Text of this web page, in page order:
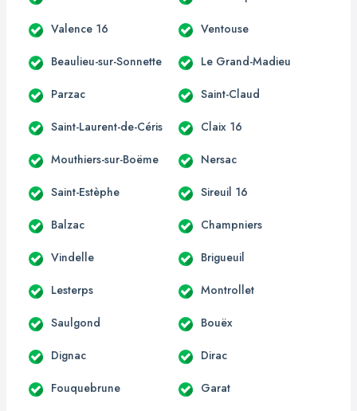
Valence 16 Ventouse
Beaulieu-sur-Sonnette Le Grand-Madieu
Parzac Saint-Claud
Saint-Laurent-de-Céris Claix 16
Mouthiers-sur-Boëme Nersac
Saint-Estèphe Sireuil 16
Balzac Champniers
Vindelle Brigueuil
Lesterps Montrollet
Saulgond Bouëx
Dignac Dirac
Fouquebrune Garat